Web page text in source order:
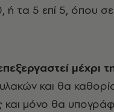
ή τα 5 επί 5, όπου
μέχρι
και θα
μόνο θα